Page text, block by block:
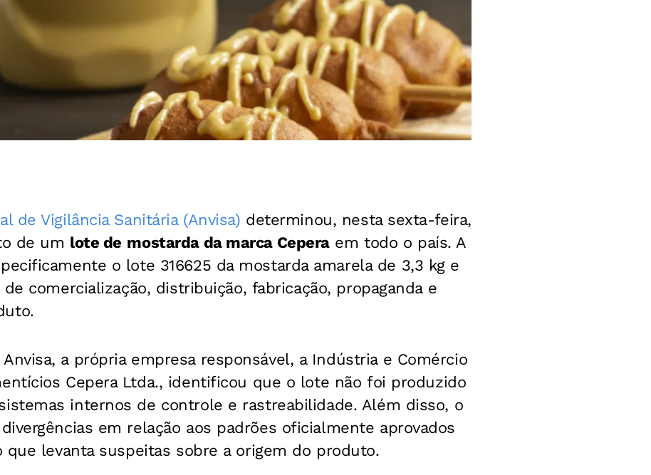
de Vigilância Sanitária (Anvisa) determinou, nesta sexta-feira,
de um lote de mostarda da marca Ceperaem todo o país. A
o lote 316625 da mostarda amarela de 3,3 kg e
comercialização, distribuição, fabricação, propaganda e
a própria empresa responsável, a Indústria e Comércio
Cepera Ltda., identificou que o lote não foi produzido
internos de controle e rastreabilidade. Além disso, o
em relação aos padrões oficialmente aprovados
que levanta suspeitas sobre a origem do produto.